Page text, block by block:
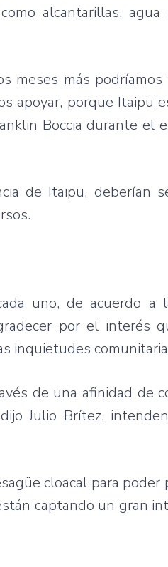
como alcantarillas,agua
meses más podríamos
apoyar, porque Itaipu
Boccia durante el
de Itaipu, deberían
.
uno, deacuerdo a
porel interés
inquietudes
de una afinidad de
dijo Julio Brítez,
cloacal para poder
captando un gran